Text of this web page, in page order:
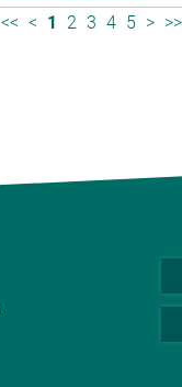
<< < 1 2 3 4 5 > >>